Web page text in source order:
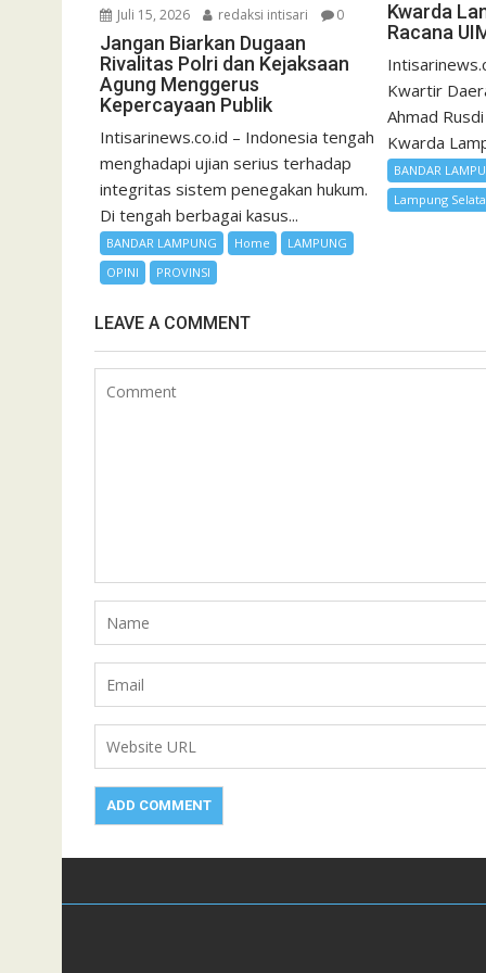
Juli 15, 2026 redaksi intisari 0
Jangan Biarkan Dugaan
Rivalitas Polri dan Kejaksaan
Agung Menggerus
Kepercayaan Publik
Intisarinews.co.id – Indonesia tengah
menghadapi ujian serius terhadap
integritas sistem penegakan hukum.
Di tengah berbagai kasus...
BANDAR LAMPUNG Home
LAMPUNG
OPINI
PROVINSI
Kwarda
Racana
Kwartir
Ahmad
Kwarda
BANDAR
Lampung
LEAVE A COMMENT